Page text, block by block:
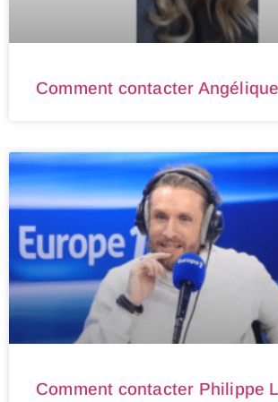
Comment contacter
Comment contacter Philippe